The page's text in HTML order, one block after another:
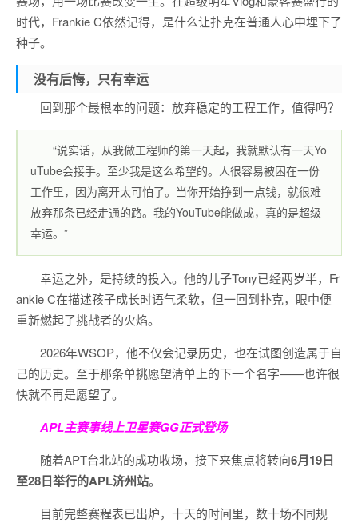
时代，Frankie C依然记得，是什么让扑克在普通人心中埋下了
种子。
没有后悔，只有幸运
回到那个最根本的问题：放弃稳定的工程工作，值得吗？
“说实话，从我做工程师的第一天起，我就默认有一天Yo
uTube会接手。至少我是这么希望的。人很容易被困在一份
工作里，因为离开太可怕了。当你开始挣到一点钱，就很难
放弃那条已经走通的路。我的YouTube能做成，真的是超级
幸运。”
幸运之外，是持续的投入。他的儿子Tony已经两岁半，Fr
ankie C在描述孩子成长时语气柔软，但一回到扑克，眼中便
重新燃起了挑战者的火焰。
2026年WSOP，他不仅会记录历史，也在试图创造属于自
己的历史。至于那条单挑愿望清单上的下一个名字——也许很
快就不再是愿望了。
APL主赛事线上卫星赛GG正式登场
随着APT台北站的成功收场，接下来焦点将转向6月19日
至28日举行的APL济州站。
目前完整赛程表已出炉，十天的时间里，数十场不同规